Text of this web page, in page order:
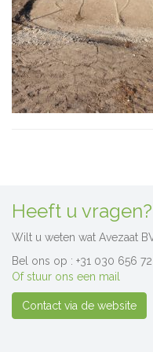
Heeft u vragen?
Wilt u weten wat Avezaat
Bel ons op : +31 030 656
Of stuur ons een mail
Contact via de website